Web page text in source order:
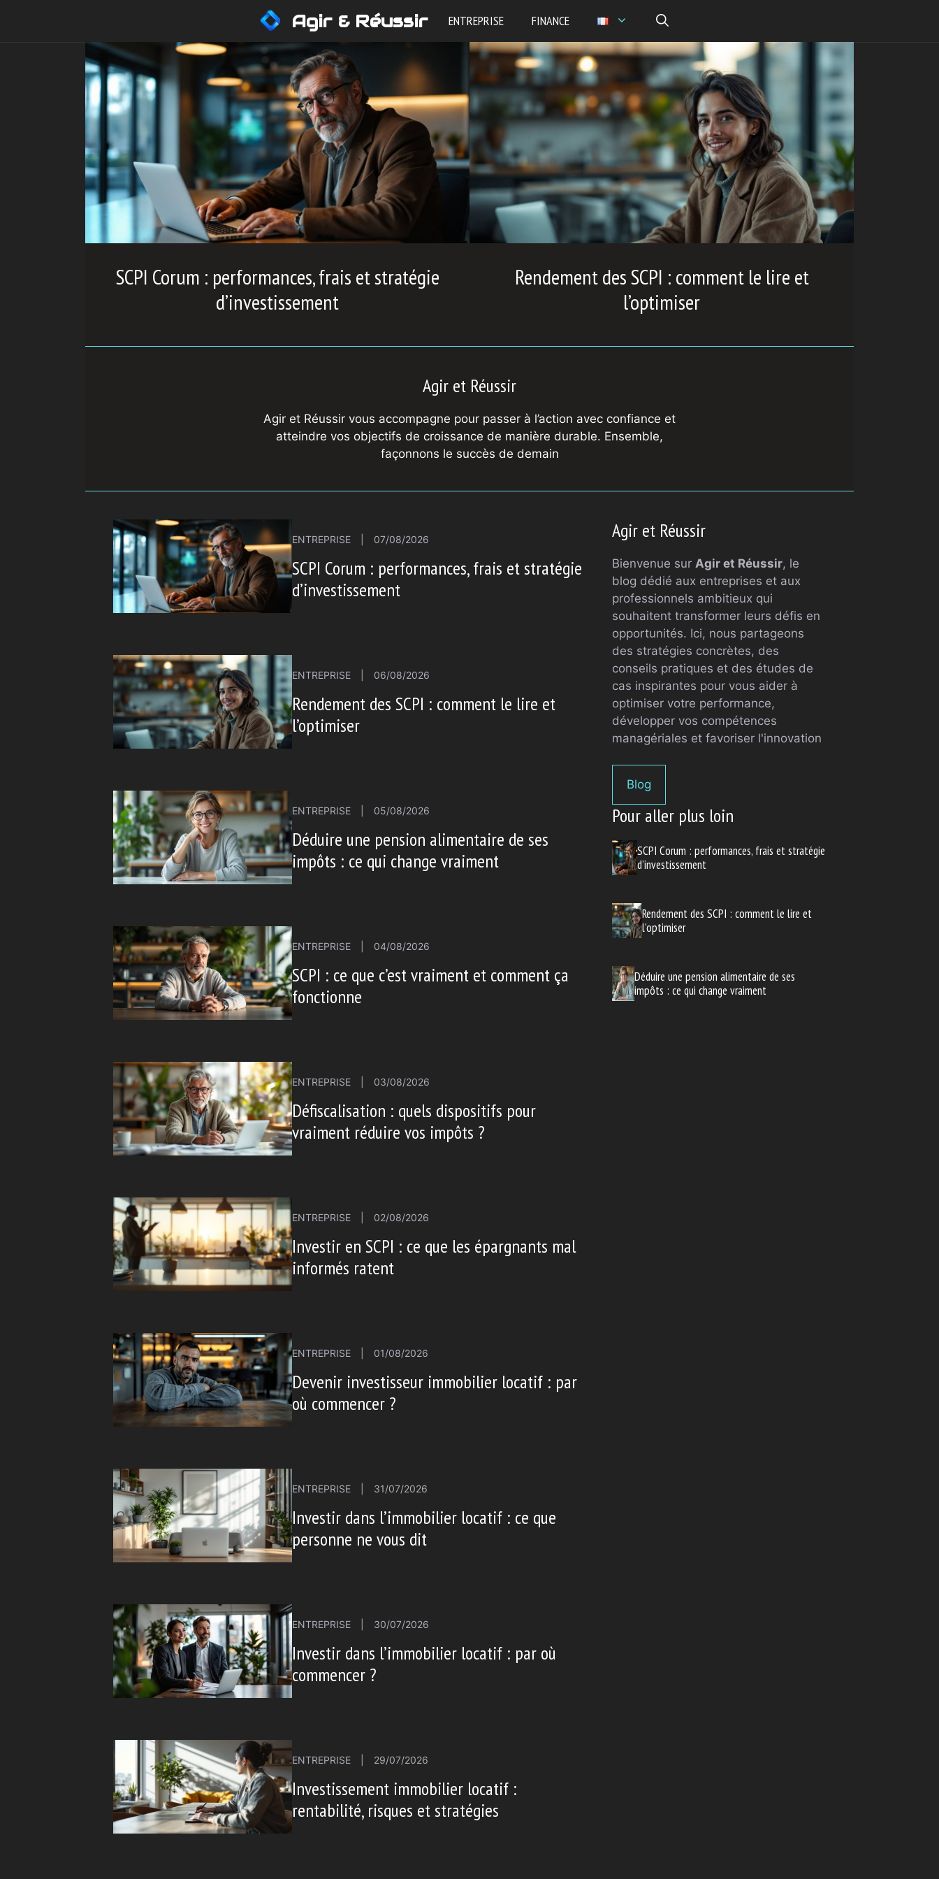
Agir & Réussir ENTREPRISE FINANCE
SCPI Corum : performances, frais et stratégie
d’investissement
Rendement des SCPI : comment le lire et
l’optimiser
Agir et Réussir
Agir et Réussir vous accompagne pour passer à l’action avec confiance et
atteindre vos objectifs de croissance de manière durable. Ensemble,
façonnons le succès de demain
ENTREPRISE 07/08/2026
SCPI Corum : performances, frais et stratégie
d’investissement
ENTREPRISE 06/08/2026
Rendement des SCPI : comment le lire et
l’optimiser
ENTREPRISE 05/08/2026
Déduire une pension alimentaire de ses
impôts : ce qui change vraiment
ENTREPRISE 04/08/2026
SCPI : ce que c’est vraiment et comment ça
fonctionne
ENTREPRISE 03/08/2026
Défiscalisation : quels dispositifs pour
vraiment réduire vos impôts ?
ENTREPRISE 02/08/2026
Investir en SCPI : ce que les épargnants mal
informés ratent
ENTREPRISE 01/08/2026
Devenir investisseur immobilier locatif : par
où commencer ?
ENTREPRISE 31/07/2026
Investir dans l’immobilier locatif : ce que
personne ne vous dit
ENTREPRISE 30/07/2026
Investir dans l’immobilier locatif : par où
commencer ?
ENTREPRISE 29/07/2026
Investissement immobilier locatif :
rentabilité, risques et stratégies
Agir et Réussir
Bienvenue sur Agir et Réussir, le
blog dédié aux entreprises et aux
professionnels ambitieux qui
souhaitent transformer leurs défis en
opportunités. Ici, nous partageons
des stratégies concrètes, des
conseils pratiques et des études de
cas inspirantes pour vous aider à
optimiser votre performance,
développer vos compétences
managériales et favoriser l'innovation
Blog
Pour aller plus loin
SCPI Corum : performances, frais et stratégie
d’investissement
Rendement des SCPI : comment le lire et
l’optimiser
Déduire une pension alimentaire de ses
impôts : ce qui change vraiment